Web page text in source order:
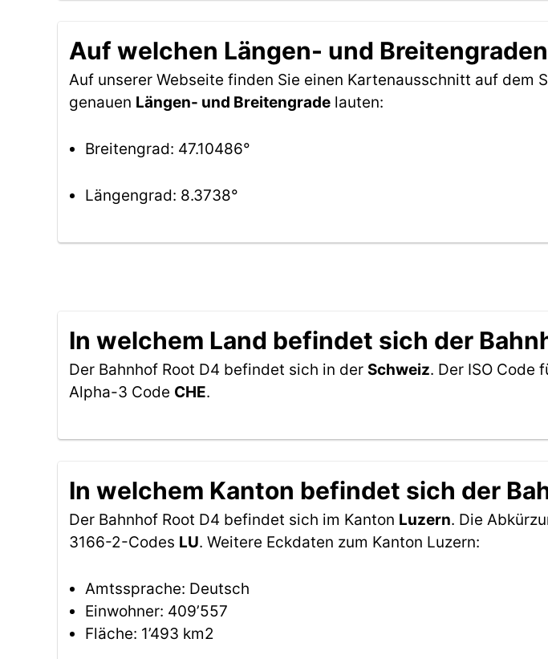
Auf welchen Längen- und
Auf unserer Webseite finden Sie einen Kartenausschnitt auf dem
genauen Längen- und Breitengrade lauten:
Breitengrad: 47.10486°
Längengrad: 8.3738°
In welchem Land befindet sich der
Der Bahnhof Root D4 befindet sich in der Schweiz. Der ISO Code
Alpha-3 Code CHE.
In welchem Kanton befindet sich der
Der Bahnhof Root D4 befindet sich im Kanton Luzern. Die
3166-2-Codes LU. Weitere Eckdaten zum Kanton Luzern:
Amtssprache: Deutsch
Einwohner: 409’557
Fläche: 1’493 km2